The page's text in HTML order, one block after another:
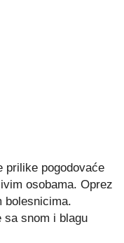
prilike pogodovaće
osobama. Oprez
bolesnicima.
sa snom i blagu